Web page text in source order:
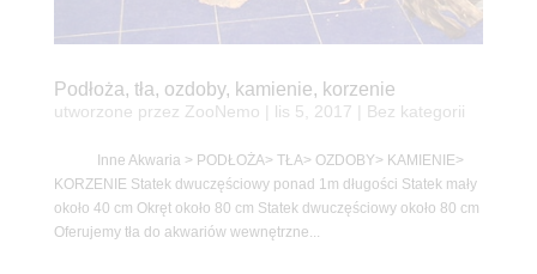
Podłoża, tła, ozdoby, kamienie, korzenie
utworzone przez ZooNemo lis 5, 2017 | Bez kategorii
Inne Akwaria > PODŁOŻA> TŁA> OZDOBY> KAMIENIE>
KORZENIE Statek dwuczęściowy ponad 1m długości Statek mały
około 40 cm Okręt około 80 cm Statek dwuczęściowy około 80 cm
Oferujemy tła do akwariów wewnętrzne...